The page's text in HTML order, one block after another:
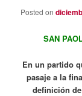
Posted on
SAN
En un partido
pasaje a la
definición